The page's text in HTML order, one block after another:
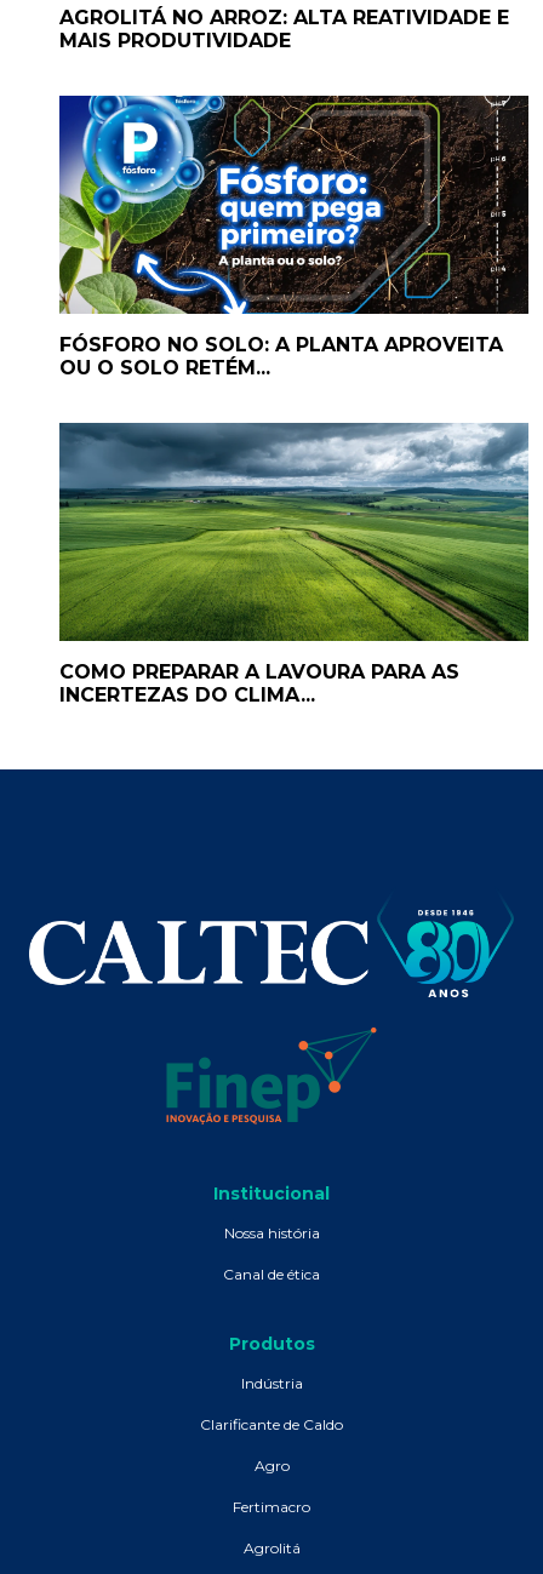
AGROLITÁ NO ARROZ: ALTA REATIVIDADE E
MAIS PRODUTIVIDADE
FÓSFORO NO SOLO: A PLANTA APROVEITA
OU O SOLO RETÉM...
COMO PREPARAR A LAVOURA PARA AS
INCERTEZAS DO CLIMA...
Institucional
Nossa história
Canal de ética
Produtos
Indústria
Clarificante de Caldo
Agro
Fertimacro
Agrolitá